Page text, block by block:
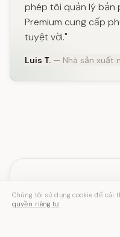
phép tôi quản lý bản
Premium cung cấp
tuyệt vời."
Luis T. — Nhà sản xuất
Sẵn
chuyển
Chúng tôi sử dụng cookie để cải
quyền riêng tư